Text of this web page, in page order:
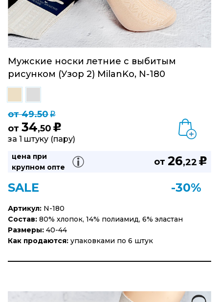
Мужские носки летние с выбитым
рисунком (Узор 2) MilanKo, N-180
от 49.50q
от 34,50 u
за 1 штуку (пару)
цена при
крупном опте
от 26,22 u
SALE -30%
Артикул: N-180
Состав: 80% хлопок, 14% полиамид, 6% эластан
Размеры: 40-44
Как продаются: упаковками по 6 штук